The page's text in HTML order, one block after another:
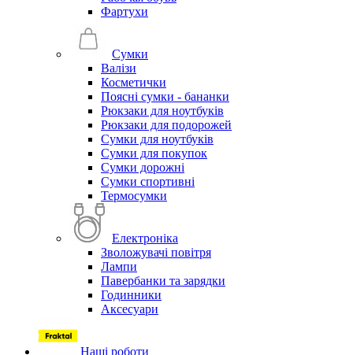
Фартухи
Сумки
Валізи
Косметички
Поясні сумки - бананки
Рюкзаки для ноутбуків
Рюкзаки для подорожей
Сумки для ноутбуків
Сумки для покупок
Сумки дорожні
Сумки спортивні
Термосумки
Електроніка
Зволожувачі повітря
Лампи
Павербанки та зарядки
Годинники
Аксесуари
Наші роботи